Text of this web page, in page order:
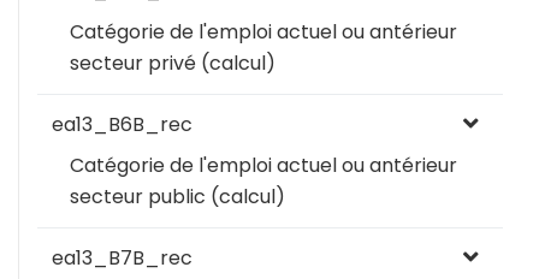
Catégorie de l'emploi actuel ou antérieur
secteur privé (calcul)
ea13_B6B_rec
Catégorie de l'emploi actuel ou antérieur
secteur public (calcul)
ea13_B7B_rec